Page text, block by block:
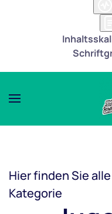
Hier finden Sie
Kategorie